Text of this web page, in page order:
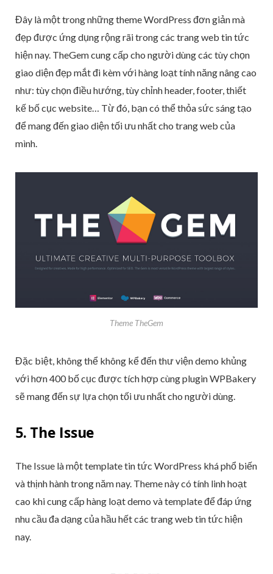
Đây là một trong những theme WordPress đơn giản mà
đẹp được ứng dụng rộng rãi trong các trang web tin tức
hiện nay. TheGem cung cấp cho người dùng các tùy chọn
giao diện đẹp mắt đi kèm với hàng loạt tính năng nâng cao
như: tùy chọn điều hướng, tùy chỉnh header, footer, thiết
kế bố cục website… Từ đó, bạn có thể thỏa sức sáng tạo
để mang đến giao diện tối ưu nhất cho trang web của
mình.
Theme TheGem
Đặc biệt, không thể không kể đến thư viện demo khủng
với hơn 400 bố cục được tích hợp cùng plugin WPBakery
sẽ mang đến sự lựa chọn tối ưu nhất cho người dùng.
5. The Issue
The Issue là một template tin tức WordPress khá phổ biến
và thịnh hành trong năm nay. Theme này có tính linh hoạt
cao khi cung cấp hàng loạt demo và template để đáp ứng
nhu cầu đa dạng của hầu hết các trang web tin tức hiện
nay.